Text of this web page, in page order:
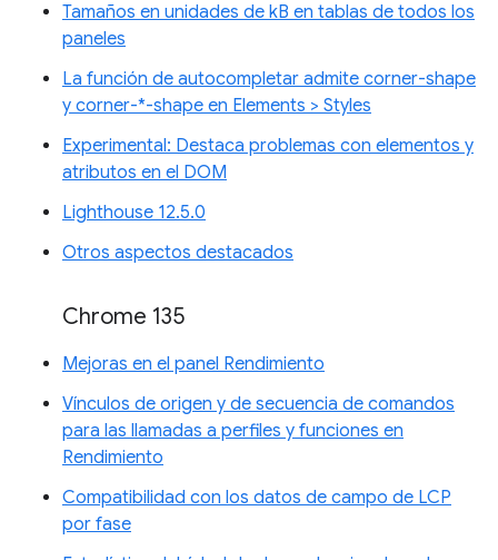
Tamaños en unidades de kB en tablas de todos los
paneles
La función de autocompletar admite corner-shape
y corner-*-shape en Elements > Styles
Experimental: Destaca problemas con elementos y
atributos en el DOM
Lighthouse 12.5.0
Otros aspectos destacados
Chrome 135
Mejoras en el panel Rendimiento
Vínculos de origen y de secuencia de comandos
para las llamadas a perfiles y funciones en
Rendimiento
Compatibilidad con los datos de campo de LCP
por fase